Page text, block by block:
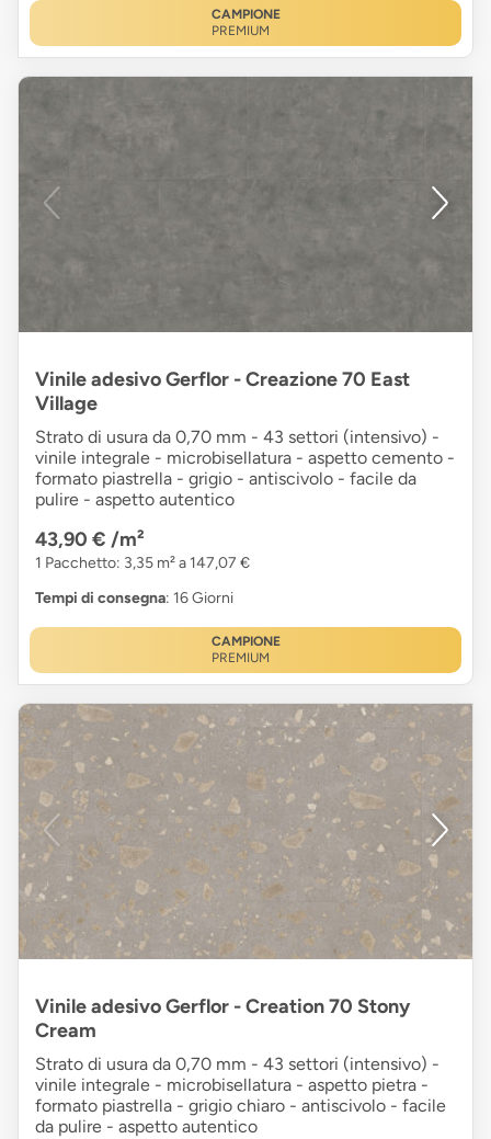
CAMPIONE
PREMIUM
Vinile adesivo Gerflor - Creazione 70 East
Village
Strato di usura da 0,70 mm - 43 settori (intensivo) -
vinile integrale - microbisellatura - aspetto cemento -
formato piastrella - grigio - antiscivolo - facile da
pulire - aspetto autentico
43,90 € /m²
1 Pacchetto: 3,35 m² a 147,07 €
Tempi di consegna: 16 Giorni
CAMPIONE
PREMIUM
Vinile adesivo Gerflor - Creation 70 Stony
Cream
Strato di usura da 0,70 mm - 43 settori (intensivo) -
vinile integrale - microbisellatura - aspetto pietra -
formato piastrella - grigio chiaro - antiscivolo - facile
da pulire - aspetto autentico